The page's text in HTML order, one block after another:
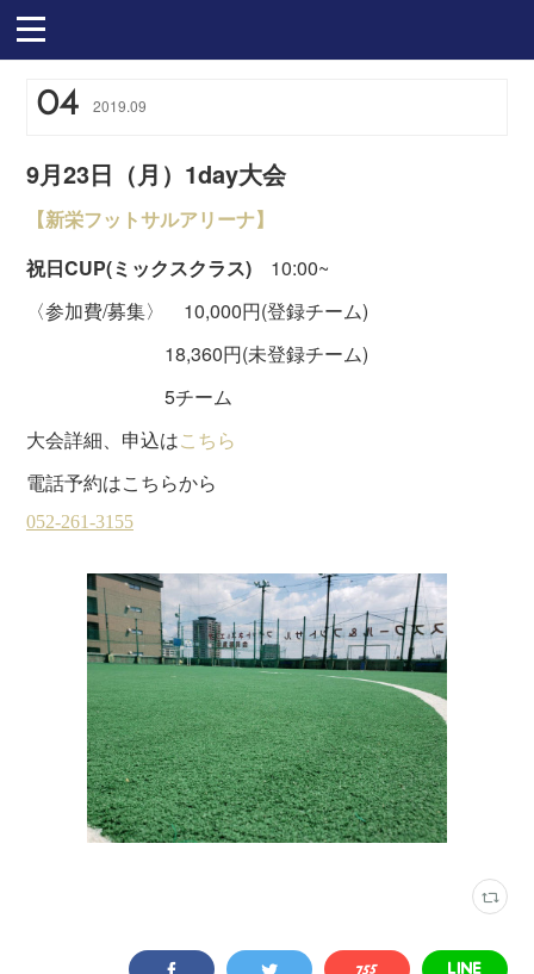
04 2019.09
9月23日（月）1day大会
【新栄フットサルアリーナ】
祝日CUP(ミックスクラス) 10:00~
〈参加費/募集〉 10,000円(登録チーム)
18,360円(未登録チーム)
5チーム
大会詳細、申込はこちら
電話予約はこちらから